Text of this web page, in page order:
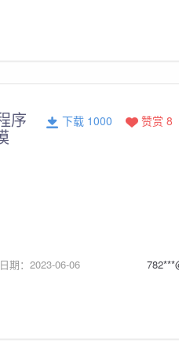
序 赞赏 8
下载 1000
期：2023-06-06